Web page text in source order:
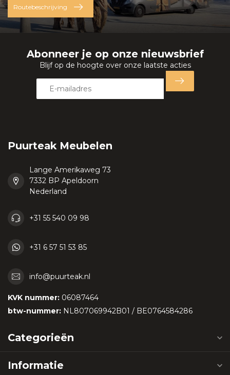
Routebeschrijving
Abonneer je op onze nieuwsbrief
Blijf op de hoogte over onze laatste acties
Puurteak Meubelen
Lange Amerikaweg 73
7332 BP Apeldoorn
Nederland
+31 55 540 09 98
+31 6 57 51 53 85
info@puurteak.nl
KVK nummer: 06087464
btw-nummer: NL807069942B01 / BE0764584286
Categorieën
Informatie